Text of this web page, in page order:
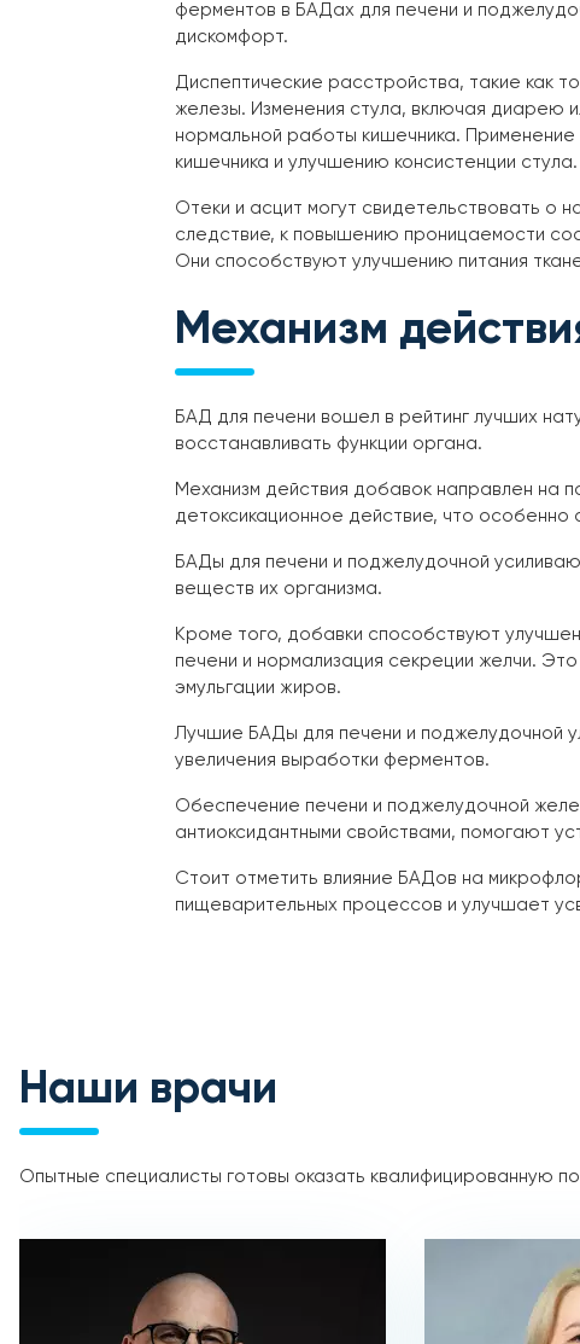
ферментов в БАДах для печени и
дискомфорт.
Диспептические расстройства, такие как
железы. Изменения стула, включая диарею
нормальной работы кишечника.
кишечника и улучшению консистенции стула.
Отеки и асцит могут свидетельствовать о
следствие, к повышению проницаемости
Они способствуют улучшению питания
Механизм
БАД для печени вошел в рейтинг лучших
восстанавливать функции органа.
Механизм действия добавок направлен на
детоксикационное действие, что
БАДы для печени и поджелудочной
веществ их организма.
Кроме того, добавки способствуют
печени и нормализация секреции желчи.
эмульгации жиров.
Лучшие БАДы для печени и поджелудочной
увеличения выработки ферментов.
Обеспечение печени и поджелудочной
антиоксидантными свойствами, помогают
Стоит отметить влияние БАДов на
пищеварительных процессов и улучшает
Наши врачи
Опытные специалисты готовы оказать квалифицированную